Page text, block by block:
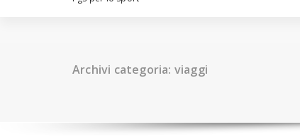
Archivi categoria: viaggi